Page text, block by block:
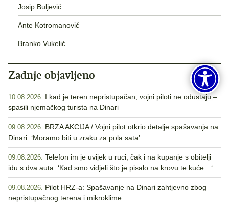
Josip Buljević
Ante Kotromanović
Branko Vukelić
Zadnje objavljeno
10.08.2026. I kad je teren nepristupačan, vojni piloti ne odustaju –
spasili njemačkog turista na Dinari
09.08.2026. BRZA AKCIJA / Vojni pilot otkrio detalje spašavanja na
Dinari: ‘Moramo biti u zraku za pola sata’
09.08.2026. Telefon im je uvijek u ruci, čak i na kupanje s obitelji
idu s dva auta: ‘Kad smo vidjeli što je pisalo na krovu te kuće…‘
09.08.2026. Pilot HRZ-a: Spašavanje na Dinari zahtjevno zbog
nepristupačnog terena i mikroklime